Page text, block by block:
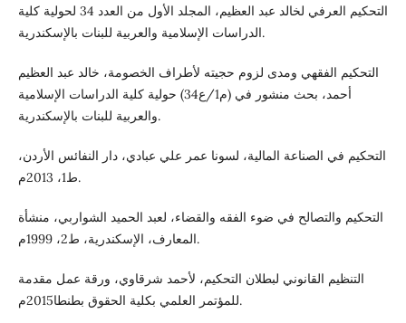
التحكيم العرفي لخالد عبد العظيم، المجلد الأول من العدد 34 لحولية كلية
الدراسات الإسلامية والعربية للبنات بالإسكندرية.
التحكيم الفقهي ومدى لزوم حجيته لأطراف الخصومة، خالد عبد العظيم
أحمد، بحث منشور في (م1/ع34) حولية كلية الدراسات الإسلامية
والعربية للبنات بالإسكندرية.
التحكيم في الصناعة المالية، لسونا عمر علي عبادي، دار النفائس الأردن،
ط1، 2013م.
التحكيم والتصالح في ضوء الفقه والقضاء، لعبد الحميد الشواربي، منشأة
المعارف، الإسكندرية، ط2، 1999م.
التنظيم القانوني لبطلان التحكيم، لأحمد شرقاوي، ورقة عمل مقدمة
للمؤتمر العلمي بكلية الحقوق بطنطا2015م.